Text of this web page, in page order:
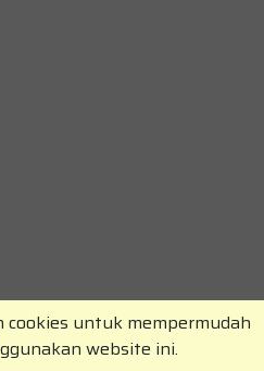
2026 All Rights
untuk mempermudah
website ini.